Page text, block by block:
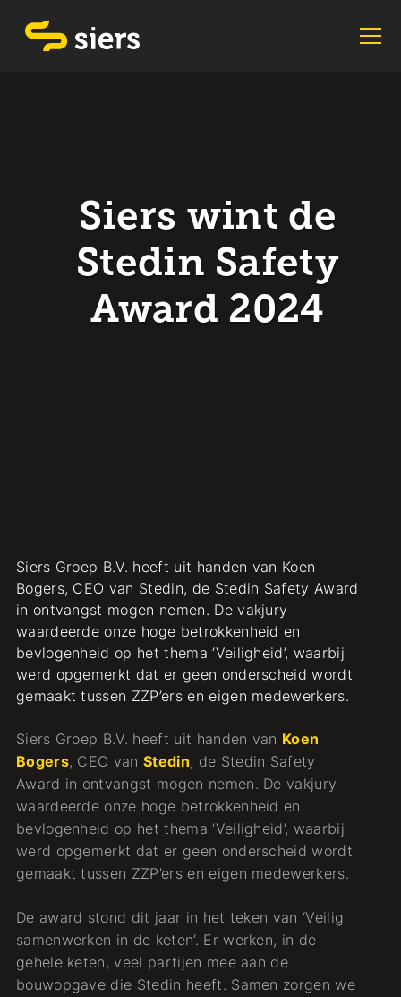
Siers wint de
Stedin Safety
Award 2024
Siers Groep B.V. heeft uit handen van Koen
Bogers, CEO van Stedin, de Stedin Safety Award
in ontvangst mogen nemen. De vakjury
waardeerde onze hoge betrokkenheid en
bevlogenheid op het thema ‘Veiligheid’, waarbij
werd opgemerkt dat er geen onderscheid wordt
gemaakt tussen ZZP’ers en eigen medewerkers.
Siers Groep B.V. heeft uit handen van Koen
Bogers, CEO vanStedin, de Stedin Safety
Award in ontvangst mogen nemen. De vakjury
waardeerde onze hoge betrokkenheid en
bevlogenheid op het thema ‘Veiligheid’, waarbij
werd opgemerkt dat er geen onderscheid wordt
gemaakt tussen ZZP’ers en eigen medewerkers.
De award stond dit jaar in het teken van ‘Veilig
samenwerken in de keten’. Er werken, in de
gehele keten, veel partijen mee aan de
bouwopgave die Stedin heeft. Samen zorgen we